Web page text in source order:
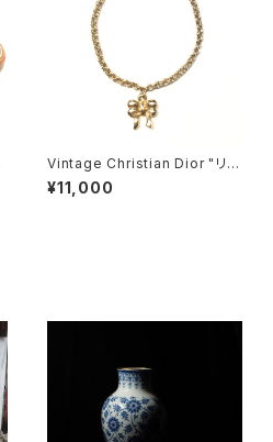
Vintage Christian Dior "リボ
ンブレスレット"
¥11,000